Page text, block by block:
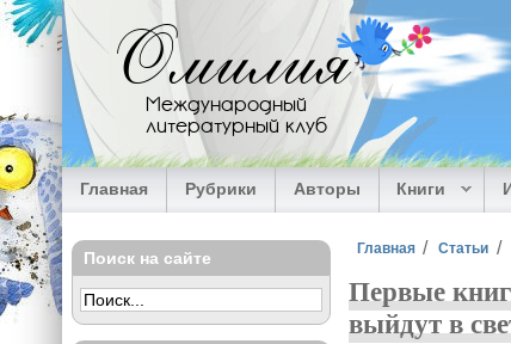
Перейти к основному содержанию
Омилия
Международный
литературный клуб
Главная Рубрики Авторы Книги
Вы здесь
Главная Статьи
Первые
выйдут в
Поиск на сайте